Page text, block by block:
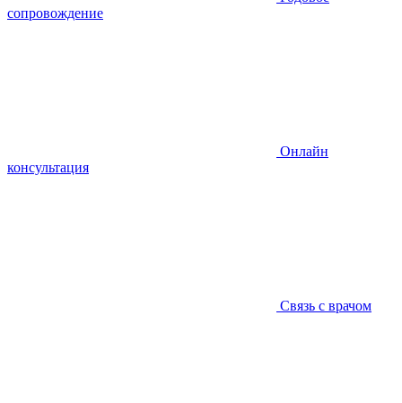
сопровождение
Онлайн
консультация
Связь с врачом